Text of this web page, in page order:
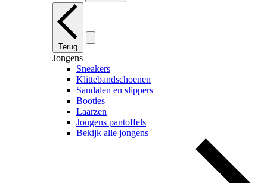
Terug
Jongens
Sneakers
Klittebandschoenen
Sandalen en slippers
Booties
Laarzen
Jongens pantoffels
Bekijk alle jongens